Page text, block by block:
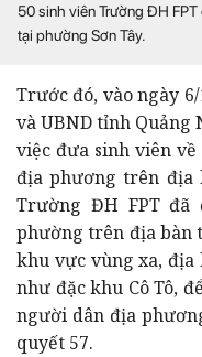
50 sinh viên Trường ĐH
tại phường Sơn Tây.
Trước đó, vào ngày
và UBND tỉnh Quảng
việc đưa sinh viên
địa phương trên địa
Trường ĐH FPT đã
phường trên địa bàn
khu vực vùng xa,
như đặc khu Cô Tô,
người dân địa
quyết 57.